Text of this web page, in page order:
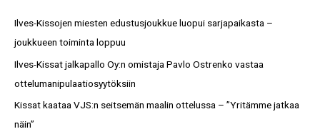
c
h
Ilves-Kissojen miesten edustusjoukkue luopui sarjapaikasta –
joukkueen toiminta loppuu
Ilves-Kissat jalkapallo Oy:n omistaja Pavlo Ostrenko vastaa
ottelumanipulaatiosyytöksiin
Kissat kaataa VJS:n seitsemän maalin ottelussa – ”Yritämme jatkaa
näin”
t
o
t